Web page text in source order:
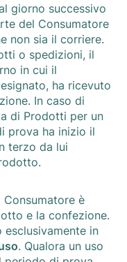
giorno successivo
del Consumatore
non sia il corriere.
o spedizioni, il
in cui il
ha ricevuto
In caso di
di Prodotti per un
prova ha inizio il
terzo da lui
è
e la confezione.
in
. Qualora un uso